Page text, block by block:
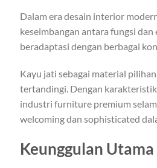
Dalam era desain interior
keseimbangan antara fungsi
beradaptasi dengan berbagai
Kayu jati sebagai material
tertandingi. Dengan
industri furniture premium
welcoming dan sophisticated
Keunggulan